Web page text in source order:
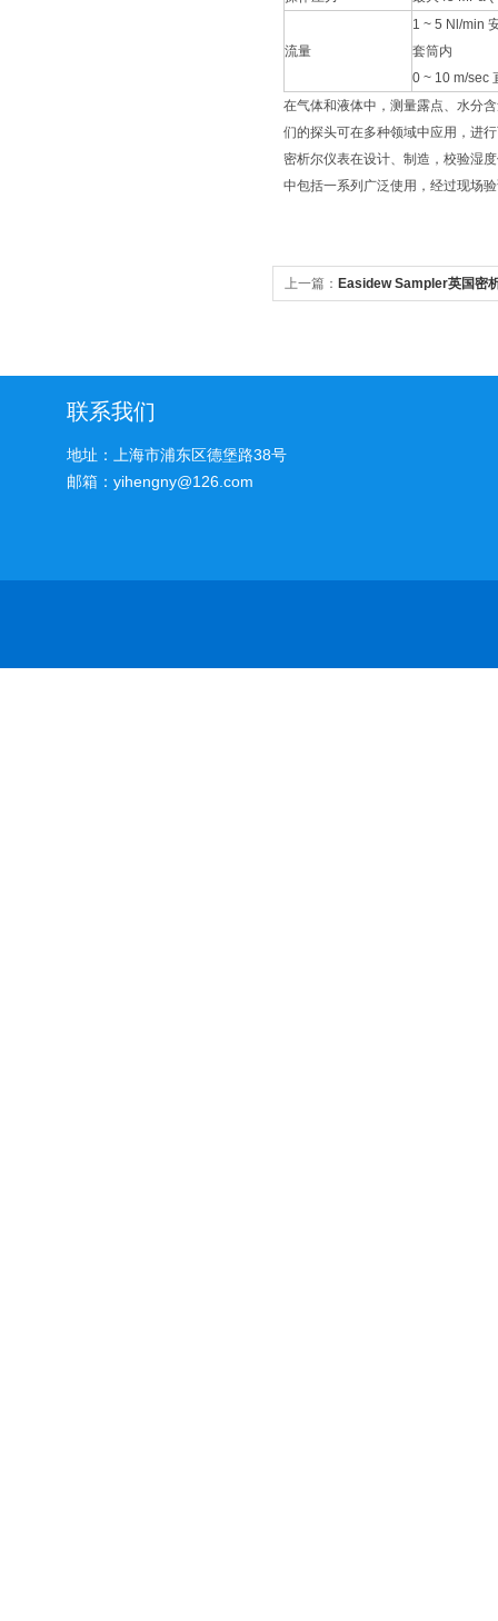
流量
1 ~ 5 Nl/min
套筒内
0 ~ 10 m/sec
在气体和液体中，测量露点、水分
们的探头可在多种领域中应用，进
密析尔仪表在设计、制造，校验湿
中包括一系列广泛使用，经过现场
上一篇： Easidew Sampler英国密
联系我们
地址：上海市浦东区德堡路38号
邮箱：yihengny@126.com